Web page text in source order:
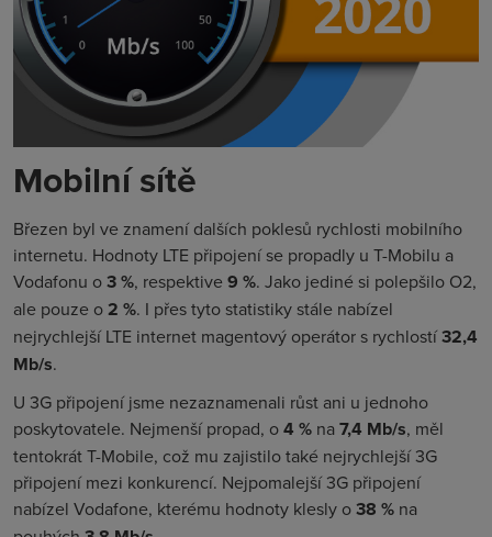
Mobilní sítě
Březen byl ve znamení dalších poklesů rychlosti mobilního
internetu. Hodnoty LTE připojení se propadly u T-Mobilu a
Vodafonu o3 %, respektive 9 %. Jako jediné si polepšilo O2,
ale pouze o2 %. I přes tyto statistiky stále nabízel
nejrychlejší LTE internet magentový operátor s rychlostí32,4
Mb/s.
U 3G připojení jsme nezaznamenali růst ani u jednoho
poskytovatele. Nejmenší propad, o4 % na7,4 Mb/s, měl
tentokrát T-Mobile, což mu zajistilo také nejrychlejší 3G
připojení mezi konkurencí. Nejpomalejší 3G připojení
nabízel Vodafone, kterému hodnoty klesly o38 % na